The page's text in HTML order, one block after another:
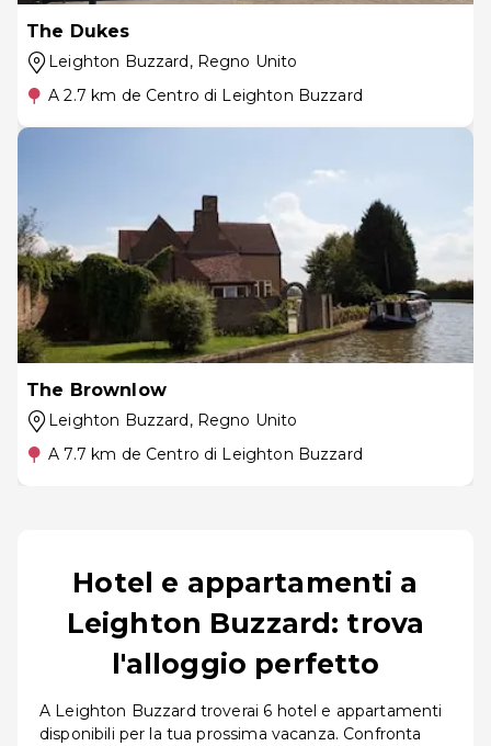
The Dukes
Leighton Buzzard, Regno Unito
A 2.7 km de Centro di Leighton Buzzard
The Brownlow
Leighton Buzzard, Regno Unito
A 7.7 km de Centro di Leighton Buzzard
Hotel e appartamenti a
Leighton Buzzard: trova
l'alloggio perfetto
A Leighton Buzzard troverai 6 hotel e appartamenti
disponibili per la tua prossima vacanza. Confronta